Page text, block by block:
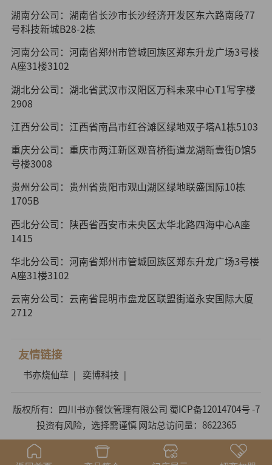
湖南分公司：湖南省长沙市长沙经济开发区东六路南段77
号科技新城B28-2栋
河南分公司：河南省郑州市管城回族区郑东升龙广场3号楼
A座31楼3102
湖北分公司：湖北省武汉市汉阳区万科未来中心T1写字楼
2908
江西分公司：江西省南昌市红谷滩区绿地双子塔A1栋5103
重庆分公司：重庆市两江新区观音桥街道龙湖新壹街D馆5
号楼3008
贵州分公司：贵州省贵阳市观山湖区绿地联盛国际10栋
1705B
西北分公司：陕西省西安市未央区太华北路四海中心A座
1415
华北分公司：河南省郑州市管城回族区郑东升龙广场3号楼
A座31楼3102
云南分公司：云南省昆明市盘龙区联盟街道永安国际大厦
2712
友情链接
书亦烧仙草 奕博科技
版权所有：四川书亦餐饮管理有限公司 蜀ICP备12014704号 -7
投资有风险，选择需谨慎 网站总访问量：8622365